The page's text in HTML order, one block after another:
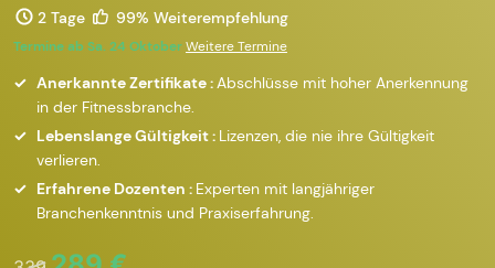
2 Tage
99% Weiterempfehlung
Termine ab Sa. 24 OktoberWeitere Termine
Anerkannte Zertifikate :Abschlüsse mit hoher Anerkennung
in der Fitnessbranche.
Lebenslange Gültigkeit : Lizenzen, die nie ihre Gültigkeit
verlieren.
Erfahrene Dozenten : Experten mit langjähriger
Branchenkenntnis und Praxiserfahrung.